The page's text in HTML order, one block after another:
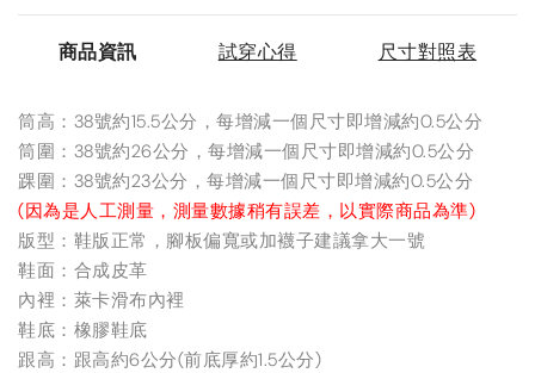
商品資訊 試穿心得 尺寸對照表
筒高：38號約15.5公分，每增減一個尺寸即增減約0.5公分
筒圍：38號約26公分，每增減一個尺寸即增減約0.5公分
踝圍：38號約23公分，每增減一個尺寸即增減約0.5公分
(因為是人工測量，測量數據稍有誤差，以實際商品為準)
版型：鞋版正常，腳板偏寬或加襪子建議拿大一號
鞋面：合成皮革
內裡：萊卡滑布內裡
鞋底：橡膠鞋底
跟高：跟高約6公分(前底厚約1.5公分)